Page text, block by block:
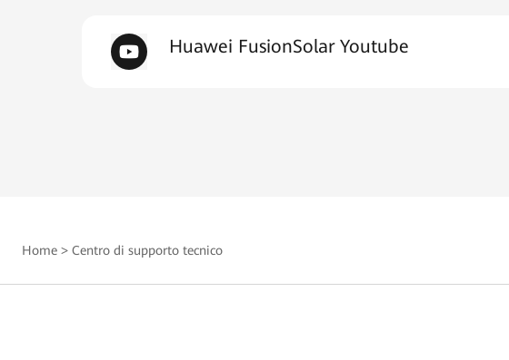
Huawei FusionSolar Youtube
Home > Centro di supporto tecnico